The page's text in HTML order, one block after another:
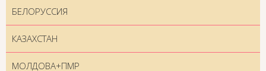
БЕЛОРУССИЯ
КАЗАХСТАН
МОЛДОВА+ПМР